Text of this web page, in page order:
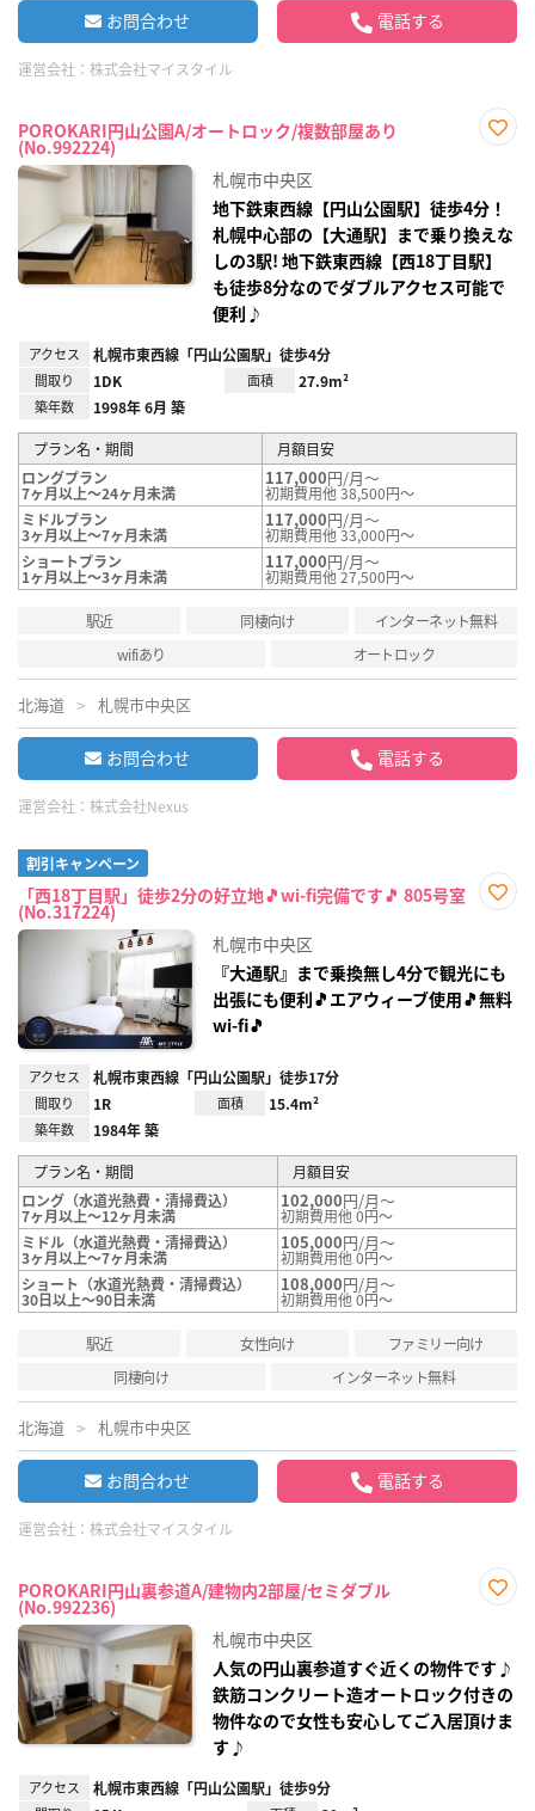
お問合わせ 電話する
運営会社： 株式会社マイスタイル
POROKARI円山公園A/オートロック/複数部屋あり
(No.992224)
録
札幌市中央区
地下鉄東西線【円山公園駅】徒歩4分！
札幌中心部の【大通駅】まで乗り換えな
しの3駅! 地下鉄東西線【西18丁目駅】
も徒歩8分なのでダブルアクセス可能で
便利♪
アクセス 札幌市東西線「円山公園駅」徒歩4分
間取り 1DK 面積 27.9m²
築年数 1998年 6月 築
プラン名・期間
月額目安
ロングプラン
7ヶ月以上～24ヶ月未満
117,000円/月～
初期費用他 38,500円～
ミドルプラン
3ヶ月以上～7ヶ月未満
117,000円/月～
初期費用他 33,000円～
ショートプラン
1ヶ月以上～3ヶ月未満
117,000円/月～
初期費用他 27,500円～
駅近 同棲向け
インターネット無料
wifiあり
オートロック
北海道 札幌市中央区
お問合わせ 電話する
運営会社： 株式会社Nexus
割引キャンペーン
「西18丁目駅」徒歩2分の好立地🎵wi-fi完備です🎵 805号室
(No.317224)
録
札幌市中央区
『大通駅』まで乗換無し4分で観光にも
出張にも便利🎵エアウィーブ使用🎵無料
wi-fi🎵
アクセス 札幌市東西線「円山公園駅」徒歩17分
間取り 1R 面積 15.4m²
築年数 1984年 築
プラン名・期間
月額目安
ロング（水道光熱費・清掃費込）
7ヶ月以上～12ヶ月未満
102,000円/月～
初期費用他 0円～
ミドル（水道光熱費・清掃費込）
3ヶ月以上～7ヶ月未満
105,000円/月～
初期費用他 0円～
ショート（水道光熱費・清掃費込）
30日以上～90日未満
108,000円/月～
初期費用他 0円～
駅近 女性向け
ファミリー向け
同棲向け
インターネット無料
北海道 札幌市中央区
お問合わせ 電話する
運営会社： 株式会社マイスタイル
POROKARI円山裏参道A/建物内2部屋/セミダブル
(No.992236)
録
札幌市中央区
人気の円山裏参道すぐ近くの物件です♪
鉄筋コンクリート造オートロック付きの
物件なので女性も安心してご入居頂けま
す♪
アクセス 札幌市東西線「円山公園駅」徒歩9分